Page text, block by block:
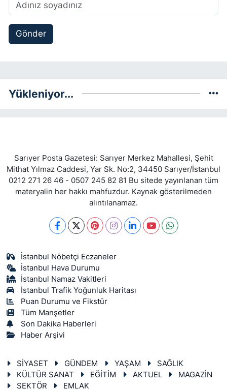
Gönder
Yükleniyor...
Sarıyer Posta Gazetesi: Sarıyer Merkez Mahallesi, Şehit
Mithat Yılmaz Caddesi, Yar Sk. No:2, 34450 Sarıyer/İstanbul
0212 271 26 46 - 0507 245 82 81 Bu sitede yayınlanan tüm
materyalin her hakkı mahfuzdur. Kaynak gösterilmeden
alıntılanamaz.
İstanbul Nöbetçi Eczaneler
İstanbul Hava Durumu
İstanbul Namaz Vakitleri
İstanbul Trafik Yoğunluk Haritası
Puan Durumu ve Fikstür
Tüm Manşetler
Son Dakika Haberleri
Haber Arşivi
SİYASET GÜNDEM YAŞAM
SAĞLIK
KÜLTÜR SANAT
EĞİTİM AKTUEL
MAGAZİN
SEKTÖR
EMLAK